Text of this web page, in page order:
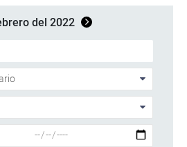
del 2022